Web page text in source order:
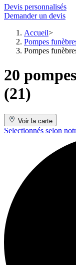
Devis personnalisés
Demander un devis
Accueil
Pompes
Pompes
20
(21)
Voir la carte
Selectionnés selon